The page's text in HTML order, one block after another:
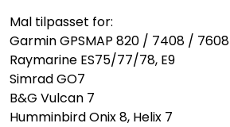
Mal tilpasset for:
Garmin GPSMAP 820 / 7408 / 7608
Raymarine ES75/77/78, E9
Simrad GO7
B&G Vulcan 7
Humminbird Onix 8, Helix 7